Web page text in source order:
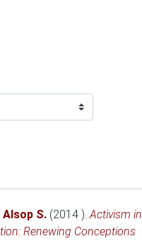
Alsop S. (2014 ).Activism in
Renewing Conceptions